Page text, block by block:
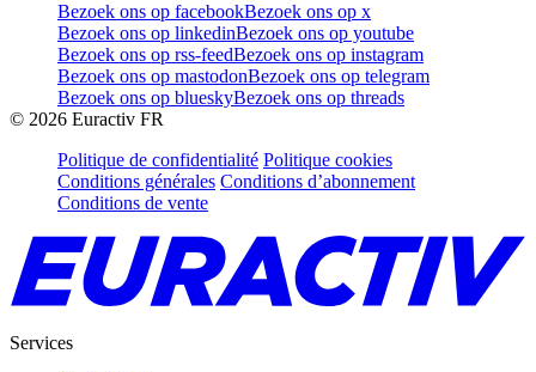
Bezoek ons op facebookBezoek ons op x
Bezoek ons op linkedinBezoek ons op youtube
Bezoek ons op rss-feedBezoek ons op instagram
Bezoek ons op mastodonBezoek ons op telegram
Bezoek ons op blueskyBezoek ons op threads
© 2026 Euractiv FR
Politique de confidentialité Politique cookies
Conditions générales Conditions d’abonnement
Conditions de vente
Services